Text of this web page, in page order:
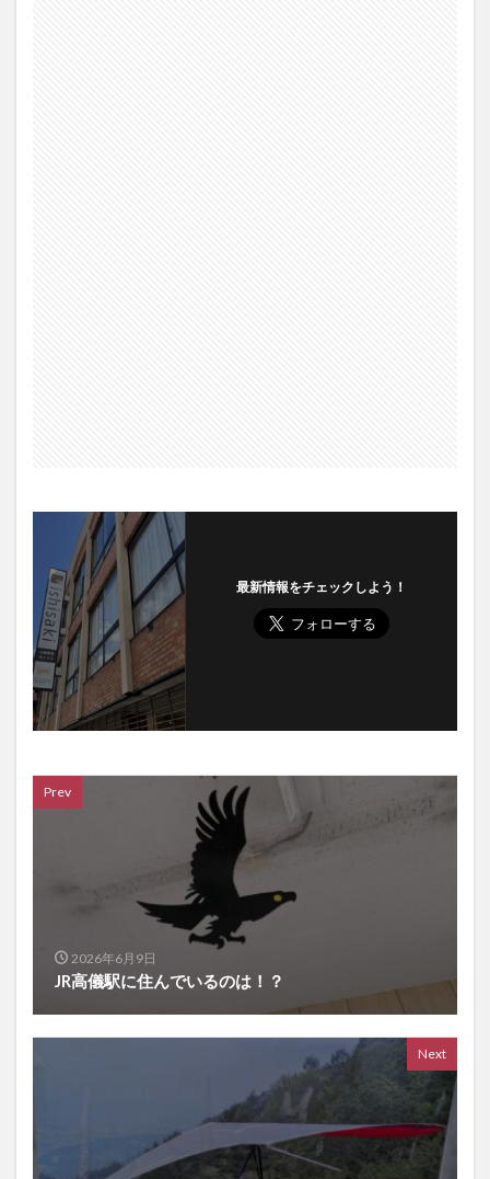
最新情報をチェックしよう！
Prev
2026年6月9日
JR高儀駅に住んでいるのは！？
Next